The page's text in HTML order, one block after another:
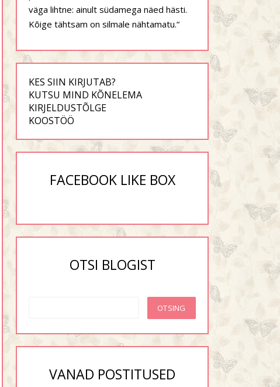
väga lihtne: ainult südamega näed hästi.
Kõige tähtsam on silmale nähtamatu.“
KES SIIN KIRJUTAB?
KUTSU MIND KÕNELEMA
KIRJELDUSTÕLGE
KOOSTÖÖ
FACEBOOK LIKE BOX
OTSI BLOGIST
VANAD POSTITUSED